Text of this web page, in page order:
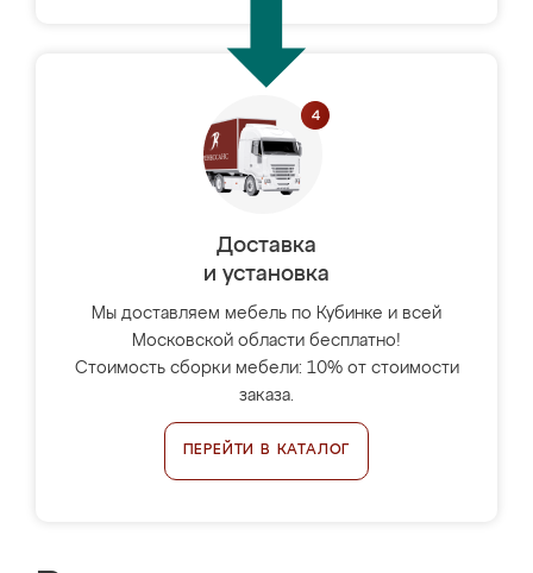
Доставка
и установка
Мы доставляем мебель по Кубинке и всей
Московской области бесплатно!
Стоимость сборки мебели: 10% от стоимости
заказа.
ПЕРЕЙТИ В КАТАЛОГ